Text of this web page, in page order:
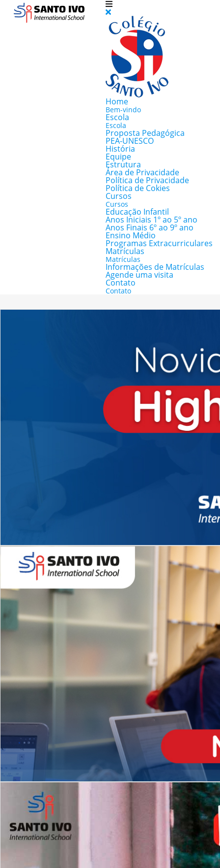
Home
Bem-vindo
Escola
Escola
Proposta Pedagógica
PEA-UNESCO
História
Equipe
Estrutura
Área de Privacidade
Política de Privacidade
Política de Cokies
Cursos
Cursos
Educação Infantil
Anos Iniciais 1º ao 5º ano
Anos Finais 6º ao 9º ano
Ensino Médio
Programas Extracurriculares
Matrículas
Matrículas
Informações de Matrículas
Agende uma visita
Contato
Contato
Novidades 2026 High School
Matrículas Abertas 2026
EDUCAÇÃO INFANTIL
Inglês todos os dias
MÉDIO
igh School
Dupla Diplomação
2º AO 5º ANO FUNDAMENTAL